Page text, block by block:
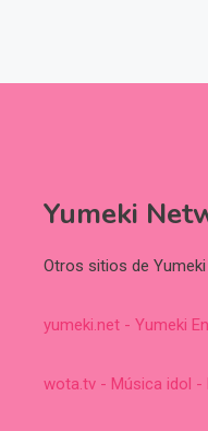
Yumeki
Otros sitios de
yumeki.net - Yumeki
wota.tv - Música idol -